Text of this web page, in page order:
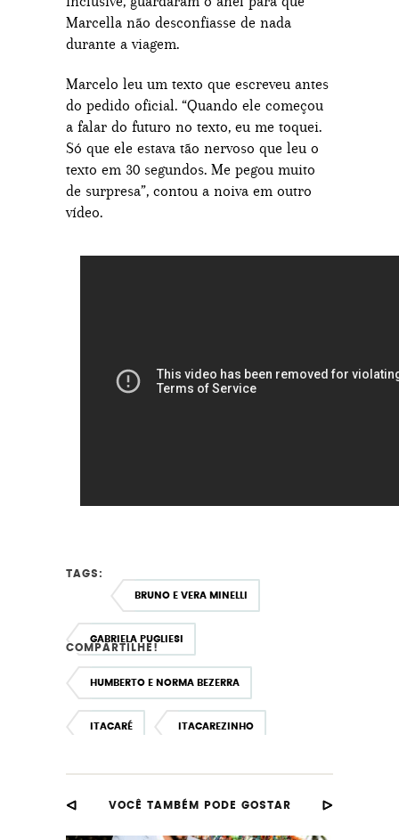
Marcella não desconfiasse de nada
durante a viagem.
Marcelo leu um texto que escreveu antes
do pedido oficial. “Quando ele começou
a falar do futuro no texto, eu me toquei.
Só que ele estava tão nervoso que leu o
texto em 30 segundos. Me pegou muito
de surpresa”, contou a noiva em outro
vídeo.
TAGS:
BRUNO E VERA MINELLI
GABRIELA PUGLIESI
HUMBERTO E NORMA BEZERRA
ITACARÉ ITACAREZINHO
COMPARTILHE!
VOCÊ TAMBÉM PODE GOSTAR